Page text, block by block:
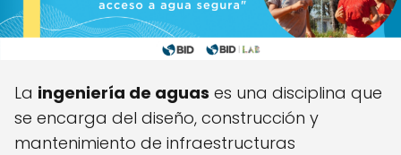
La ingeniería de aguas es una disciplina que
se encarga del diseño, construcción y
mantenimiento de infraestructuras